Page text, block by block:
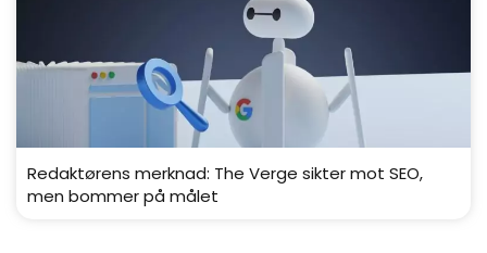
Redaktørens merknad: The Verge sikter mot SEO,
men bommer på målet